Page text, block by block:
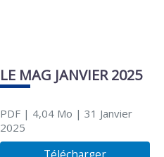
LE MAG JANVIER 2025
PDF| 4,04 Mo | 31 Janvier
2025